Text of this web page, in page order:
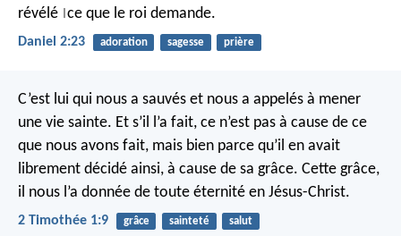
révélé ce que le roi demande.
Daniel 2:23 adoration sagesse prière
C’est lui qui nous a sauvés et nous a appelés à mener
une vie sainte. Et s’il l’a fait, ce n’est pas à cause de ce
que nous avons fait, mais bien parce qu’il en avait
librement décidé ainsi, à cause de sa grâce. Cette grâce,
il nous l’a donnée de toute éternité en Jésus-Christ.
2 Timothée 1:9 grâce sainteté salut